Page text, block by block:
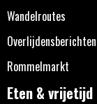
Wandelroutes
Overlijdensberichten
Rommelmarkt
Eten & vrijetijd